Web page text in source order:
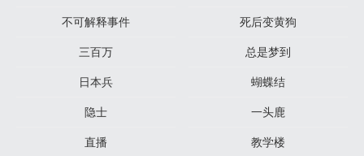
不可解释事件
死后变黄狗
三百万
总是梦到
日本兵
蝴蝶结
隐士
一头鹿
直播
教学楼